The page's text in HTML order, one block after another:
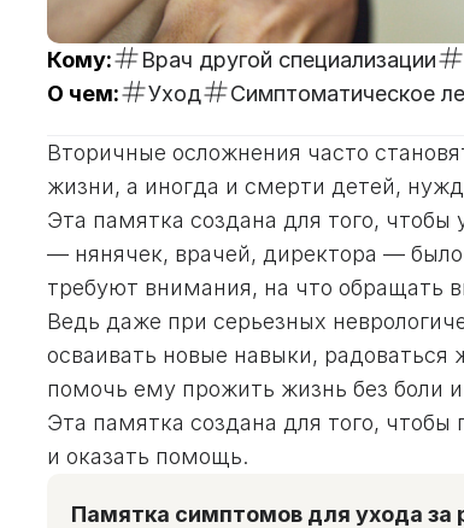
Кому: Врач другой специализации
О чем:
Уход Симптоматическое
Вторичные осложнения часто
жизни, а иногда и смерти детей,
Эта памятка создана для того,
— нянячек, врачей, директора —
требуют внимания, на что обращать
Ведь даже при серьезных
осваивать новые навыки,
помочь ему прожить жизнь без боли
Эта памятка создана для того,
и оказать помощь.
Памятка симптомов для ухода за